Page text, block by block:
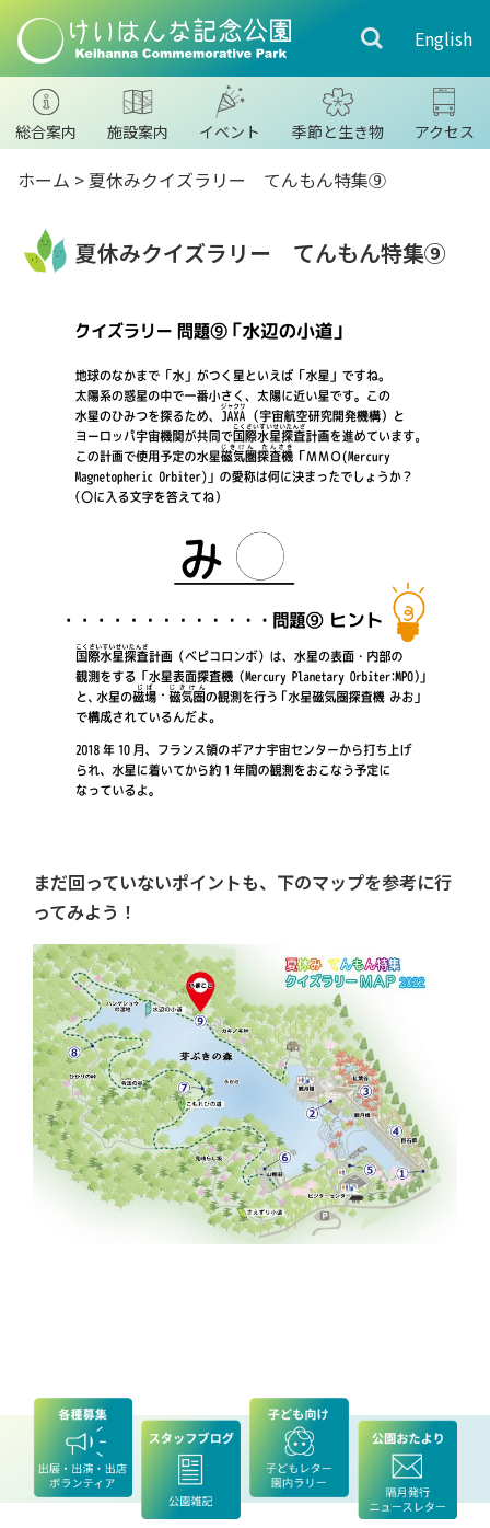
English
総合案内 施設案内 イベント 季節と生き物 アクセス
ホーム > 夏休みクイズラリー てんもん特集⑨
夏休みクイズラリー てんもん特集⑨
まだ回っていないポイントも、下のマップを参考に行
ってみよう！